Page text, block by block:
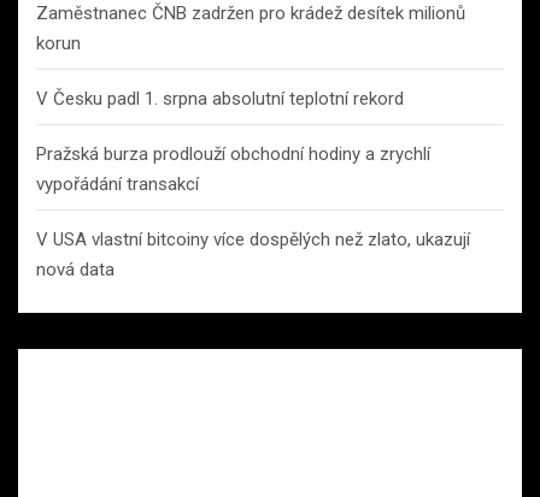
Zaměstnanec ČNB zadržen pro krádež desítek milionů
korun
V Česku padl 1. srpna absolutní teplotní rekord
Pražská burza prodlouží obchodní hodiny a zrychlí
vypořádání transakcí
V USA vlastní bitcoiny více dospělých než zlato, ukazují
nová data